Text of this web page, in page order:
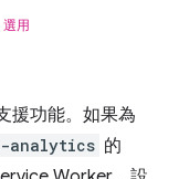
選用
援功能。如果為
analytics 的